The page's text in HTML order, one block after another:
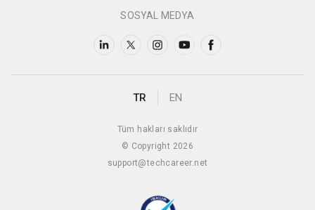
SOSYAL MEDYA
TR EN
Tüm hakları saklıdır
© Copyright 2026
support@techcareer.net